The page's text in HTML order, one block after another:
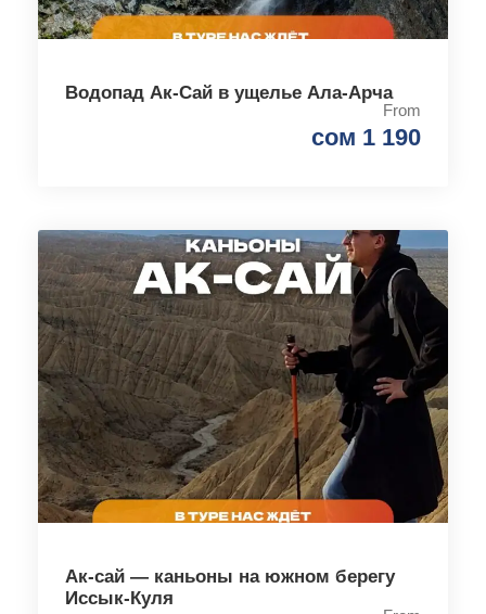
Водопад Ак-Сай в ущелье Ала-Арча
From
сом 1 190
Ак-сай — каньоны на южном берегу
Иссык-Куля